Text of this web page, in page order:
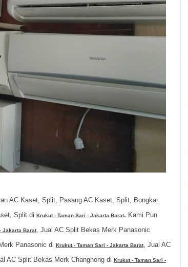
AC Kaset, Split, Pasang AC Kaset, Split, Bongkar
Split di Krukut - Taman Sari - Jakarta Barat. Kami Pun
Jakarta Barat, Jual AC Split Bekas Merk Panasonic
Panasonic di Krukut - Taman Sari - Jakarta Barat, Jual AC
AC Split Bekas Merk Changhong di Krukut - Taman Sari -